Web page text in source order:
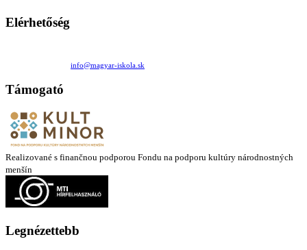
Elérhetőség
info@magyar-iskola.sk
Támogató
Realizované s finančnou podporou Fondu na podporu kultúry národnostných
menšín
Legnézettebb